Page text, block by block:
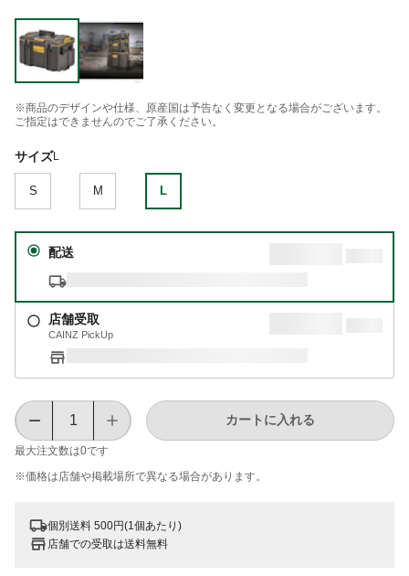
※商品のデザインや仕様、原産国は予告なく変更となる場合がございます。
ご指定はできませんのでご了承ください。
サイズL
S M L
配送
店舗受取
CAINZ PickUp
最大注文数は0です
カートに入れる
※価格は​店舗や​掲載場所で​異なる​場合が​あります。
個別送料 500円(1個あたり)
店舗での受取は送料無料